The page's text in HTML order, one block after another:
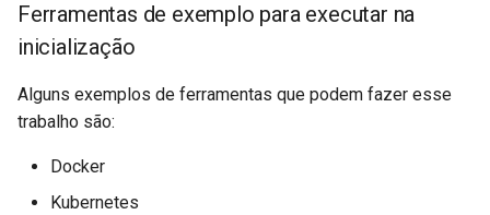
Ferramentas de exemplo para executar na
inicialização
Alguns exemplos de ferramentas que podem fazer esse
trabalho são:
Docker
Kubernetes